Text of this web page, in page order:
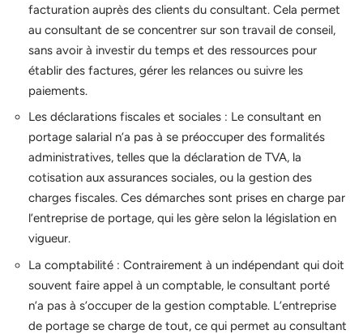
facturation auprès des clients du consultant. Cela permet
au consultant de se concentrer sur son travail de conseil,
sans avoir à investir du temps et des ressources pour
établir des factures, gérer les relances ou suivre les
paiements.
Les déclarations fiscales et sociales : Le consultant en
portage salarial n’a pas à se préoccuper des formalités
administratives, telles que la déclaration de TVA, la
cotisation aux assurances sociales, ou la gestion des
charges fiscales. Ces démarches sont prises en charge par
l’entreprise de portage, qui les gère selon la législation en
vigueur.
La comptabilité : Contrairement à un indépendant qui doit
souvent faire appel à un comptable, le consultant porté
n’a pas à s’occuper de la gestion comptable. L’entreprise
de portage se charge de tout, ce qui permet au consultant